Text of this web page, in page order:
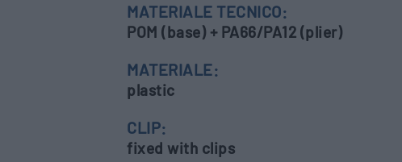
MATERIALE TECNICO:
POM (base) + PA66/PA12 (plier)
MATERIALE:
plastic
CLIP:
fixed with clips